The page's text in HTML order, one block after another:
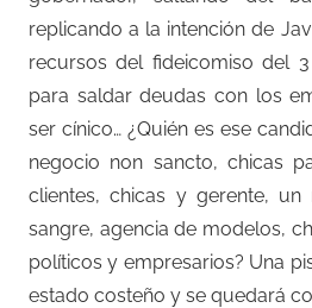
replicando a la intención de
recursos del fideicomiso del
para saldar deudas con los
ser cínico… ¿Quién es ese
negocio non sancto, chicas
clientes, chicas y gerente,
sangre, agencia de modelos,
políticos y empresarios? Una
estado costeño y se quedará